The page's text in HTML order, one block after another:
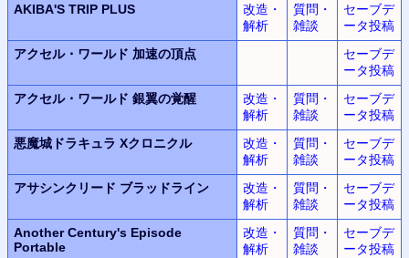
AKIBA'S TRIP PLUS
改造・
解析
質問・
雑談
セーブデ
ータ投稿
アクセル・ワールド 加速の頂点
セーブデ
ータ投稿
アクセル・ワールド 銀翼の覚醒
改造・
解析
質問・
雑談
セーブデ
ータ投稿
悪魔城ドラキュラ Xクロニクル
改造・
解析
質問・
雑談
セーブデ
ータ投稿
アサシンクリード ブラッドライン
改造・
解析
質問・
雑談
セーブデ
ータ投稿
Another Century's Episode
Portable
改造・
解析
質問・
雑談
セーブデ
ータ投稿